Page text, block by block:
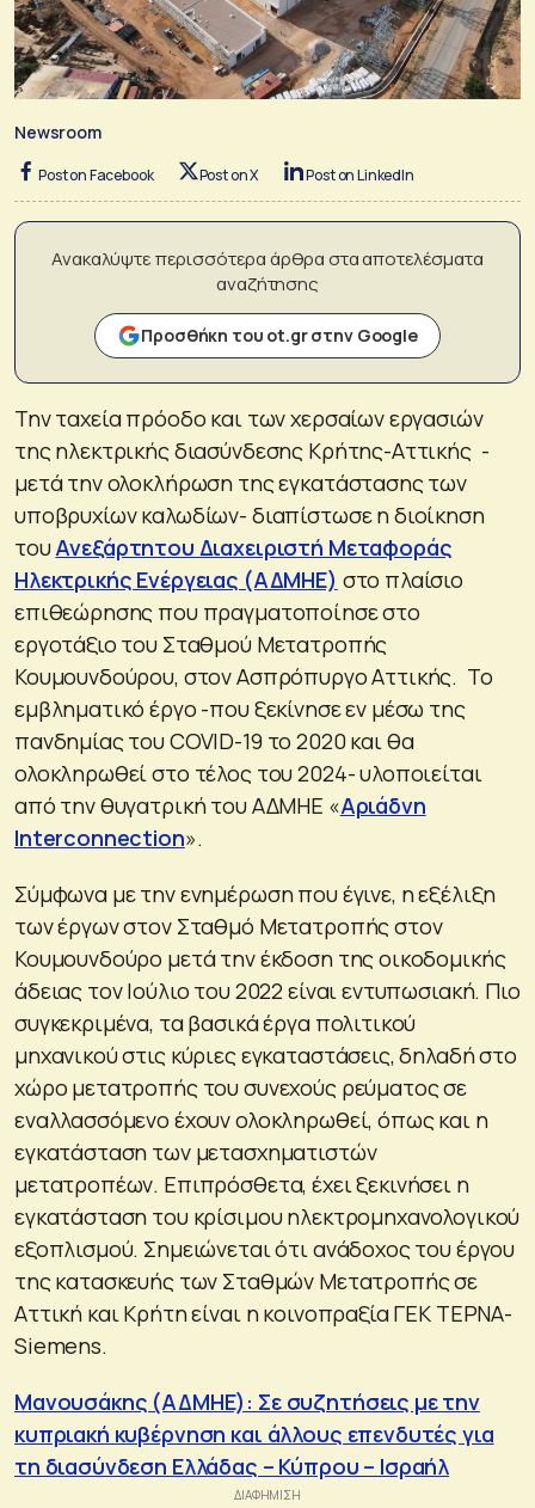
Newsroom
Post on Facebook Post on X Post on LinkedIn
Ανακαλύψτε περισσότερα άρθρα στα αποτελέσματα
αναζήτησης
Προσθήκη του ot.gr στην Google
Την ταχεία πρόοδο και των χερσαίων εργασιών
της ηλεκτρικής διασύνδεσης Κρήτης-Αττικής -
μετά την ολοκλήρωση της εγκατάστασης των
υποβρυχίων καλωδίων- διαπίστωσε η διοίκηση
τουΑνεξάρτητου Διαχειριστή Μεταφοράς
Ηλεκτρικής Ενέργειας (ΑΔΜΗΕ) στο πλαίσιο
επιθεώρησης που πραγματοποίησε στο
εργοτάξιο του Σταθμού Μετατροπής
Κουμουνδούρου, στον Ασπρόπυργο Αττικής. Το
εμβληματικό έργο -που ξεκίνησε εν μέσω της
πανδημίας του COVID-19 το 2020 και θα
ολοκληρωθεί στο τέλος του 2024- υλοποιείται
από την θυγατρική του ΑΔΜΗΕ «Αριάδνη
Interconnection».
Σύμφωνα με την ενημέρωση που έγινε, η εξέλιξη
των έργων στον Σταθμό Μετατροπής στον
Κουμουνδούρο μετά την έκδοση της οικοδομικής
άδειας τον Ιούλιο του 2022 είναι εντυπωσιακή. Πιο
συγκεκριμένα, τα βασικά έργα πολιτικού
μηχανικού στις κύριες εγκαταστάσεις, δηλαδή στο
χώρο μετατροπής του συνεχούς ρεύματος σε
εναλλασσόμενο έχουν ολοκληρωθεί, όπως και η
εγκατάσταση των μετασχηματιστών
μετατροπέων. Επιπρόσθετα, έχει ξεκινήσει η
εγκατάσταση του κρίσιμου ηλεκτρομηχανολογικού
εξοπλισμού. Σημειώνεται ότι ανάδοχος του έργου
της κατασκευής των Σταθμών Μετατροπής σε
Αττική και Κρήτη είναι η κοινοπραξία ΓΕΚ ΤΕΡΝΑ-
Siemens.
Μανουσάκης (ΑΔΜΗΕ): Σε συζητήσεις με την
κυπριακή κυβέρνηση και άλλους επενδυτές για
τη διασύνδεση Ελλάδας – Κύπρου – Ισραήλ